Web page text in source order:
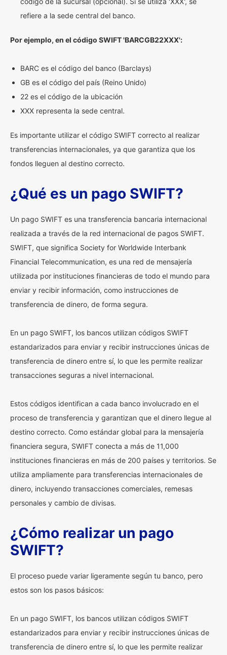
refiere a la sede central del banco.
Por ejemplo, en el código SWIFT 'BARCGB22XXX':
BARC es el código del banco (Barclays)
GB es el código del país (Reino Unido)
22 es el código de la ubicación
XXX representa la sede central.
Es importante utilizar el código SWIFT correcto al realizar
transferencias internacionales, ya que garantiza que los
fondos lleguen al destino correcto.
¿Qué es un pago SWIFT?
Un pago SWIFT es una transferencia bancaria internacional
realizada a través de la red internacional de pagos SWIFT.
SWIFT, que significa Society for Worldwide Interbank
Financial Telecommunication, es una red de mensajería
utilizada por instituciones financieras de todo el mundo para
enviar y recibir información, como instrucciones de
transferencia de dinero, de forma segura.
En un pago SWIFT, los bancos utilizan códigos SWIFT
estandarizados para enviar y recibir instrucciones únicas de
transferencia de dinero entre sí, lo que les permite realizar
transacciones seguras a nivel internacional.
Estos códigos identifican a cada banco involucrado en el
proceso de transferencia y garantizan que el dinero llegue al
destino correcto. Como estándar global para la mensajería
financiera segura, SWIFT conecta a más de 11,000
instituciones financieras en más de 200 países y territorios. Se
utiliza ampliamente para transferencias internacionales de
dinero, incluyendo transacciones comerciales, remesas
personales y cambio de divisas.
¿Cómo realizar un pago
SWIFT?
El proceso puede variar ligeramente según tu banco, pero
estos son los pasos básicos:
En un pago SWIFT, los bancos utilizan códigos SWIFT
estandarizados para enviar y recibir instrucciones únicas de
transferencia de dinero entre sí, lo que les permite realizar